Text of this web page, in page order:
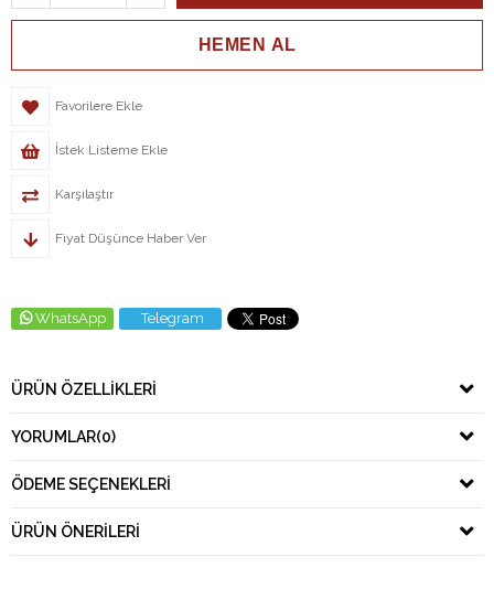
Favorilere Ekle
İstek Listeme Ekle
Karşılaştır
Fiyat Düşünce Haber Ver
WhatsApp Telegram
ÜRÜN ÖZELLIKLERI
YORUMLAR(0)
ÖDEME SEÇENEKLERI
ÜRÜN ÖNERILERI